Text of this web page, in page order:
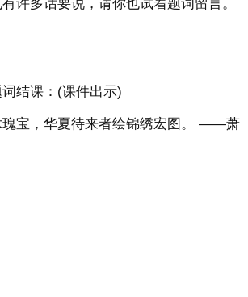
许多话要说，请你也试着题词留言。
结课：(课件出示)
瑰宝，华夏待来者绘锦绣宏图。 ——萧